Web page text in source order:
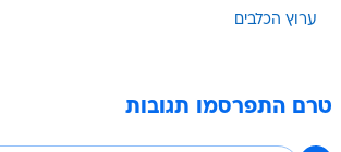
ערוץ הכלבים
טרם התפרסמו תגובות